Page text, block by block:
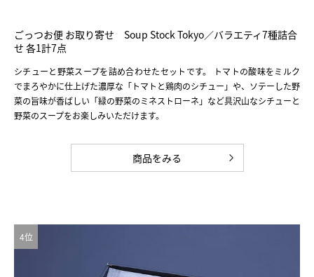
ごっつお便 お取り寄せ Soup Stock Tokyo／バラエティ7種詰合
せ 各1計7点
シチューと野菜スープを詰め合わせたセットです。 トマトの酸味をミルク
でまろやかに仕上げた濃厚な「トマトと鶏肉のシチュー」や、ソテーした野
菜の旨味が香ばしい「緑の野菜のミネストローネ」など具沢山なシチューと
野菜のスープをお楽しみいただけます。
商品をみる
4位